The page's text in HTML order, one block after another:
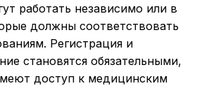
работать независимо или в
должны соответствовать
Регистрация и
становятся обязательными,
доступ к медицинским